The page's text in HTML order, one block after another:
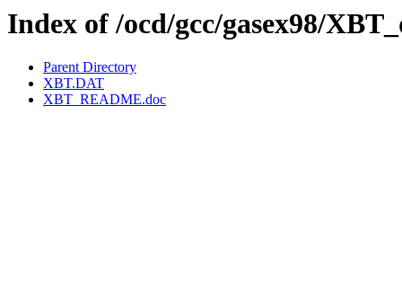
Index of /ocd/gcc/gasex98/
Parent Directory
XBT.DAT
XBT_README.doc